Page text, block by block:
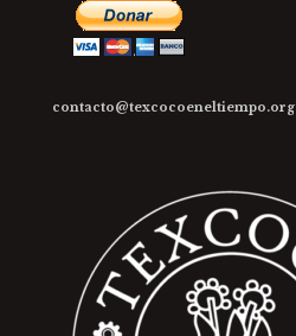
contacto@texcocoeneltiempo.org